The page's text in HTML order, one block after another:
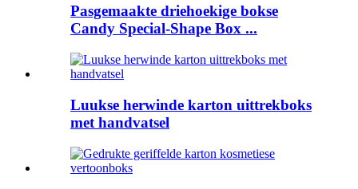
Pasgemaakte driehoekige bokse
Candy Special-Shape Box ...
Luukse herwinde karton uittrekboks
met handvatsel